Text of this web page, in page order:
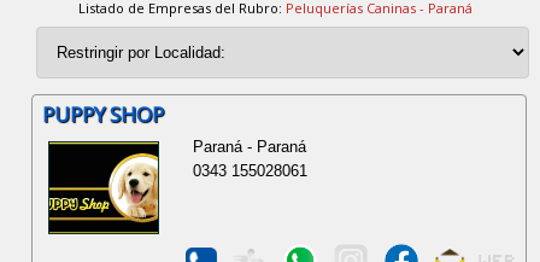
Listado de Empresas del Rubro: Peluquerías Caninas - Paraná
PUPPY SHOP
Paraná - Paraná
0343 155028061